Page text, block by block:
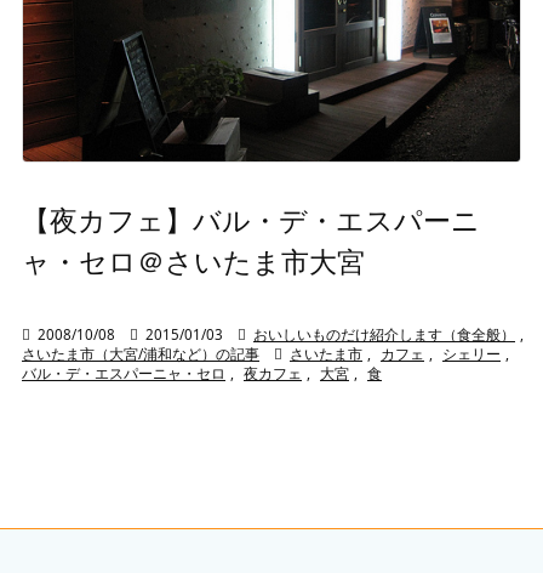
【夜カフェ】バル・デ・エスパーニ
ャ・セロ＠さいたま市大宮
 2008/10/08  2015/01/03  おいしいものだけ紹介します（食全般）
,
さいたま市（大宮/浦和など）の記事
 さいたま市 , カフェ , シェリー ,
バル・デ・エスパーニャ・セロ , 夜カフェ , 大宮 , 食